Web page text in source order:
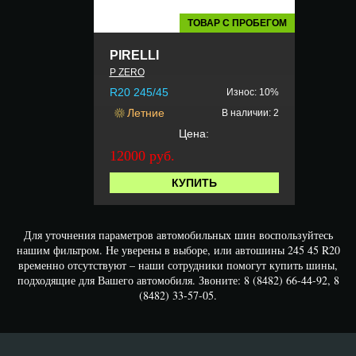
ТОВАР С ПРОБЕГОМ
PIRELLI
P ZERO
R20 245/45 Износ: 10%
Летние В наличии: 2
Цена:
12000 руб.
КУПИТЬ
Для уточнения параметров автомобильных шин воспользуйтесь
нашим фильтром. Не уверены в выборе, или автошины 245 45 R20
временно отсутствуют – наши сотрудники помогут купить шины,
подходящие для Вашего автомобиля. Звоните: 8 (8482) 66-44-92, 8
(8482) 33-57-05.